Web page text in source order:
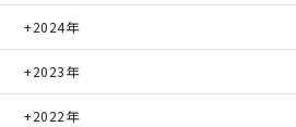
2024年
2023年
2022年